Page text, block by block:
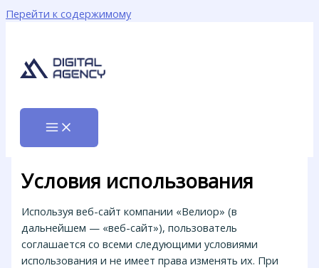
Перейти к содержимому
Условия использования
Используя веб-сайт компании «Велиор» (в
дальнейшем — «веб-сайт»), пользователь
соглашается со всеми следующими условиями
использования и не имеет права изменять их. При